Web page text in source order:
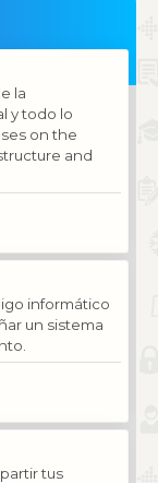
la
y todo lo
on the
and
informático
un sistema
tus